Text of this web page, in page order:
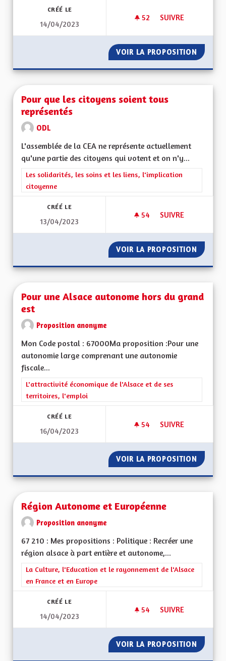
CRÉÉ LE
14/04/2023
52 52 ABONNÉS
SUIVRE
VOIR LA PROPOSITION
Pour que les citoyens soient tous
représentés
ODL
L'assemblée de la CEA ne représente actuellement
qu'une partie des citoyens qui votent et on n'y...
Filtrer les résultats de la catégorie : Les solidarités, les soins
Les solidarités, les soins et les liens, l'implication
citoyenne
CRÉÉ LE
13/04/2023
54 54 ABONNÉS
SUIVRE
VOIR LA PROPOSITION POUR
Pour une Alsace autonome hors du grand
est
Proposition anonyme
Mon Code postal : 67000Ma proposition :Pour une
autonomie large comprenant une autonomie
fiscale...
Filtrer les résultats de la catégorie : L'attractivité
L'attractivité économique de l'Alsace et de ses
territoires, l'emploi
CRÉÉ LE
16/04/2023
54 54 ABONNÉS
SUIVRE
VOIR LA PROPOSITION POUR
Région Autonome et Européenne
Proposition anonyme
67 210 : Mes propositions : Politique : Recréer une
région alsace à part entière et autonome,...
Filtrer les résultats de la catégorie : La Culture, l'Education et
La Culture, l'Education et le rayonnement de l'Alsace
en France et en Europe
CRÉÉ LE
14/04/2023
54 54 ABONNÉS
SUIVRE
VOIR LA PROPOSITION